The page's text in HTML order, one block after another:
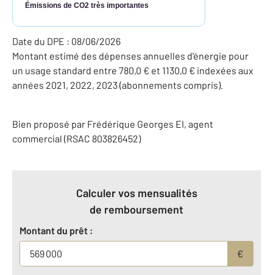
Émissions de CO2 très importantes
Date du DPE : 08/06/2026
Montant estimé des dépenses annuelles d'énergie pour
un usage standard entre 780,0 € et 1130,0 € indexées aux
années 2021, 2022, 2023 (abonnements compris).
Bien proposé par Frédérique Georges EI, agent
commercial (RSAC 803826452)
Calculer vos mensualités
de remboursement
Montant du prêt :
€